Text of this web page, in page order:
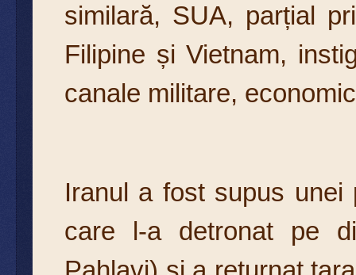
similară, SUA, parțial
Filipine și Vietnam,
canale militare,
Iranul a fost supus
care l-a detronat pe